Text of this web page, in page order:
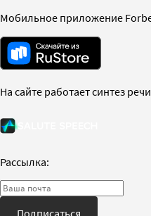
Мобильное приложение
На сайте работает синтез речи
Рассылка:
Подписаться